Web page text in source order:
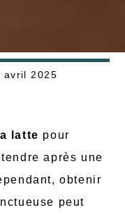
avril 2025
latte pour
après une
obtenir
peut